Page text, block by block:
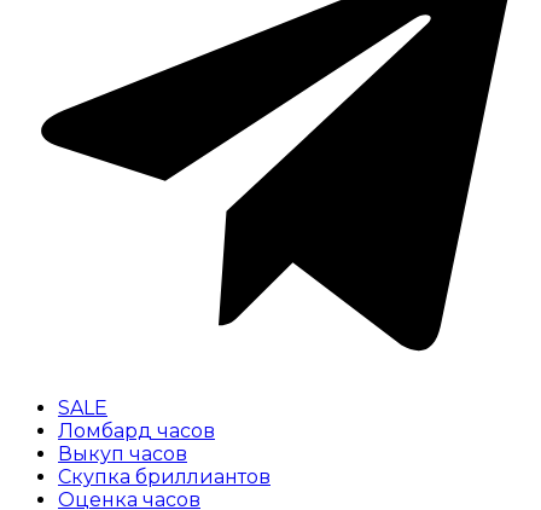
SALE
Ломбард часов
Выкуп часов
Скупка бриллиантов
Оценка часов